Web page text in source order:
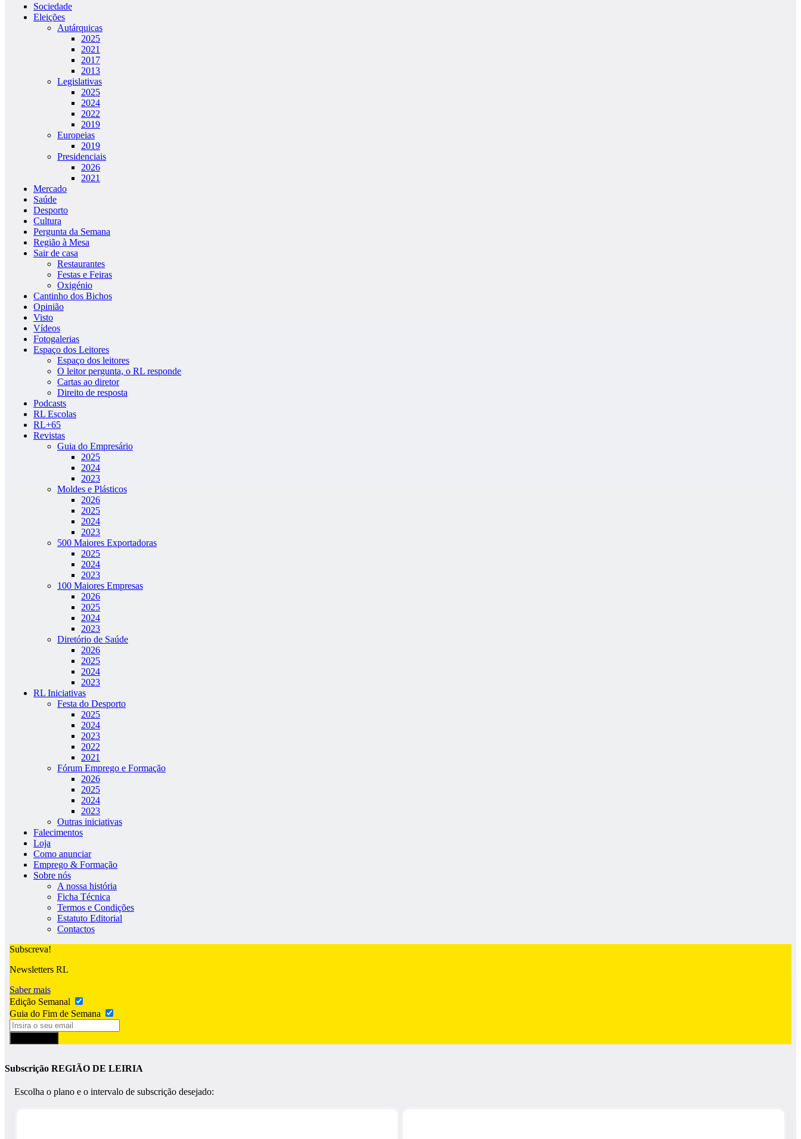
Sociedade
Eleições
Autárquicas
2025
2021
2017
2013
Legislativas
2025
2024
2022
2019
Europeias
2019
Presidenciais
2026
2021
Mercado
Saúde
Desporto
Cultura
Pergunta da Semana
Região à Mesa
Sair de casa
Restaurantes
Festas e Feiras
Oxigénio
Cantinho dos Bichos
Opinião
Visto
Vídeos
Fotogalerias
Espaço dos Leitores
Espaço dos leitores
O leitor pergunta, o RL responde
Cartas ao diretor
Direito de resposta
Podcasts
RL Escolas
RL+65
Revistas
Guia do Empresário
2025
2024
2023
Moldes e Plásticos
2026
2025
2024
2023
500 Maiores Exportadoras
2025
2024
2023
100 Maiores Empresas
2026
2025
2024
2023
Diretório de Saúde
2026
2025
2024
2023
RL Iniciativas
Festa do Desporto
2025
2024
2023
2022
2021
Fórum Emprego e Formação
2026
2025
2024
2023
Outras iniciativas
Falecimentos
Loja
Como anunciar
Emprego & Formação
Sobre nós
A nossa história
Ficha Técnica
Termos e Condições
Estatuto Editorial
Contactos
Subscreva!
Newsletters RL
Saber mais
Edição Semanal
Guia do Fim de Semana
Subscrição REGIÃO DE LEIRIA
Escolha o plano e o intervalo de subscrição desejado: